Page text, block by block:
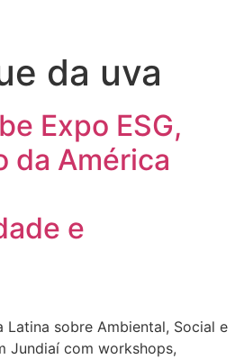
da uva
Expo ESG,
da América
e
Latina sobre Ambiental, Social e
Jundiaí com workshops,